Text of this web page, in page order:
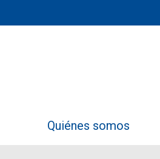
Quiénes somos